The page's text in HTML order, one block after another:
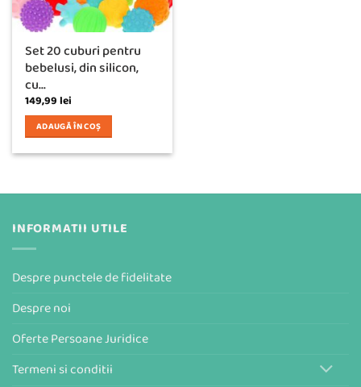
Set 20 cuburi pentru
bebelusi, din silicon,
cu...
149,99lei
ADAUGĂ ÎN COȘ
INFORMATII UTILE
Despre punctele de fidelitate
Despre noi
Oferte Persoane Juridice
Termeni si conditii